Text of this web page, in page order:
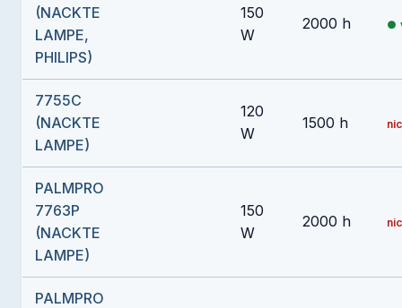
(NACKTE
LAMPE,
PHILIPS)
150
W
2000 h
7755C
(NACKTE
LAMPE)
120
W
1500 h
PALMPRO
7763P
(NACKTE
LAMPE)
150
W
2000 h
PALMPRO